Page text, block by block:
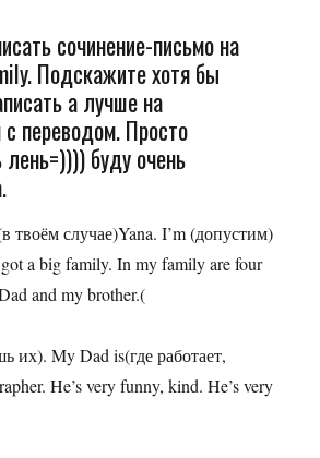
сочинение-письмо на
Подскажите хотя бы
а лучше на
с переводом. Просто
буду очень
твоём случае)Yana. I’m (допустим)
a big family. In my family are four
and my brother.(
их). My Dad is(где работает,
He’s very funny, kind. He’s very